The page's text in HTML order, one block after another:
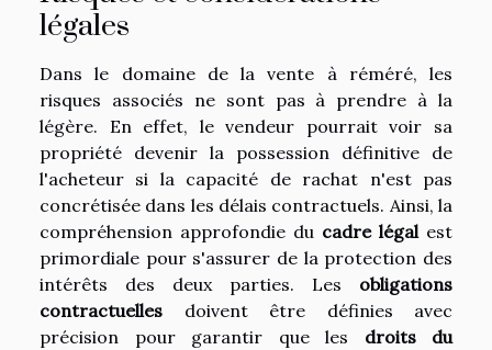
légales
Dans le domaine de la vente à réméré, les
risques associés ne sont pas à prendre à la
légère. En effet, le vendeur pourrait voir sa
propriété devenir la possession définitive de
l'acheteur si la capacité de rachat n'est pas
concrétisée dans les délais contractuels. Ainsi, la
compréhension approfondie du cadre légalest
primordiale pour s'assurer de la protection des
intérêts des deux parties. Les obligations
contractuelles doivent être définies avec
précision pour garantir que les droits du